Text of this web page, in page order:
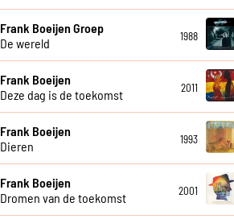
Frank Boeijen Groep
De wereld
1988
Frank Boeijen
Deze dag is de toekomst
2011
Frank Boeijen
Dieren
1993
Frank Boeijen
Dromen van de toekomst
2001